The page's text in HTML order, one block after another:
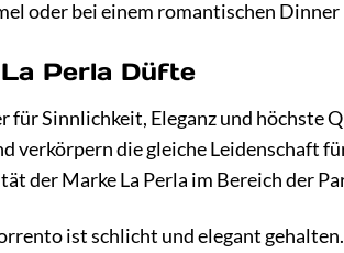
oder bei einem romantischen
Perla Düfte
für Sinnlichkeit, Eleganz und höchste
verkörpern die gleiche Leidenschaft
der Marke La Perla im Bereich der
ist schlicht und elegant